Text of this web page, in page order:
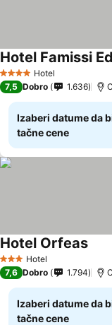
4 ZvezdiceHotel
Hotel Famissi
7,5 Dobro 1.636
Izaberi datume da
tačne cene
3 Zvezdice
Hotel
Hotel Orfeas
7,6 Dobro 1.794
Izaberi datume da
tačne cene